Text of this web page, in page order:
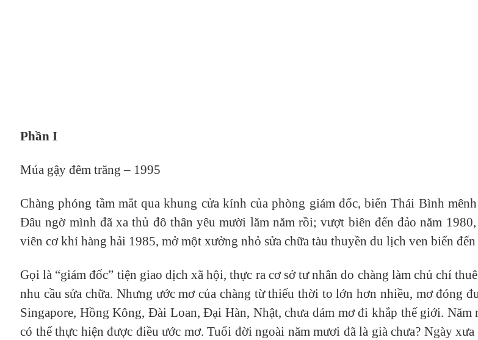
Phần I
Múa gậy đêm trăng – 1995
Chàng phóng tầm mắt qua khung cửa kính của phòng giám đốc, biển Thái Bình
Đâu ngờ mình đã xa thủ đô thân yêu mười lăm năm rồi; vượt biên đến đảo năm
viên cơ khí hàng hải 1985, mở một xưởng nhỏ sửa chữa tàu thuyền du lịch ven biển
Gọi là “giám đốc” tiện giao dịch xã hội, thực ra cơ sở tư nhân do chàng làm chủ chỉ
nhu cầu sửa chữa. Nhưng ước mơ của chàng từ thiếu thời to lớn hơn nhiều, mơ đóng
Singapore, Hồng Kông, Đài Loan, Đại Hàn, Nhật, chưa dám mơ đi khắp thế giới.
có thể thực hiện được điều ước mơ. Tuổi đời ngoài năm mươi đã là già chưa? Ngày